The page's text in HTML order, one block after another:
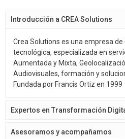
Introducción a CREA Solutions
Crea Solutions es una empresa
tecnológica, especializada en
Aumentada y Mixta,
Audiovisuales, formación y
Fundada por Francis Ortiz en 1999
Expertos en Transformación
Asesoramos y acompañamos